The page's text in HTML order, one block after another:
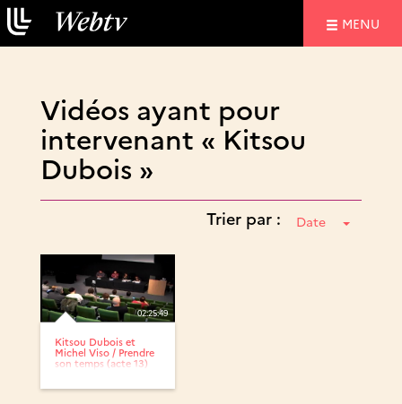
MENU
Vidéos ayant pour
intervenant « Kitsou
Dubois »
Trier par : Date
02:25:49
Kitsou Dubois et
Michel Viso / Prendre
son temps (acte 13)